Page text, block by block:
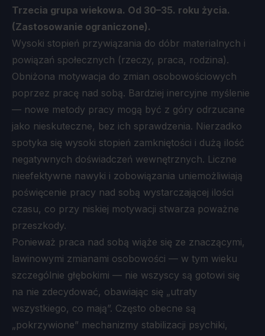
Trzecia grupa wiekowa. Od 30–35. roku życia.
(Zastosowanie ograniczone).
Wysoki stopień przywiązania do dóbr materialnych i
powiązań społecznych (rzeczy, praca, rodzina).
Obniżona motywacja do zmian osobowościowych
poprzez pracę nad sobą. Bardziej inercyjne myślenie
— nowe metody pracy mogą być z góry odrzucane
jako nieskuteczne, bez ich sprawdzenia. Nierzadko
spotyka się wysoki stopień zamkniętości i dużą ilość
negatywnych doświadczeń wewnętrznych. Liczne
nieefektywne nawyki i zobowiązania uniemożliwiają
poświęcenie pracy nad sobą wystarczającej ilości
czasu, co przy niskiej motywacji stwarza poważne
przeszkody.
Ponieważ praca nad sobą wiąże się ze znaczącymi,
lawinowymi zmianami osobowości — w tym wieku
szczególnie głębokimi — nie wszyscy są gotowi się
na nie zdecydować, obawiając się „utraty
wszystkiego, co mają”. Często obecne są
„pokrzywione” mechanizmy stabilizacji psychiki,